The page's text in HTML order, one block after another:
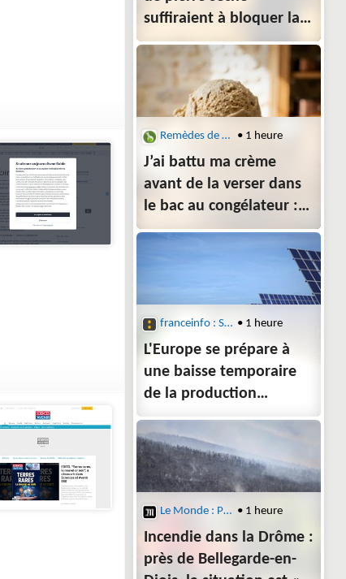
suffiraient à bloquer la
peste de Marseille : la
maladie est passée
quand même
Remèdes de Grand-Mère • 1 heure
J’ai battu ma crème
avant de la verser dans
le bac au congélateur :
au dessert, le café avait
franceinfo : Sciences • 1 heure
L'Europe se prépare à
une baisse temporaire
de la production
d'électricité lors de
l'éclipse solaire
Le Monde : Planète • 1 heure
Incendie dans la Drôme :
près de Bellegarde-en-